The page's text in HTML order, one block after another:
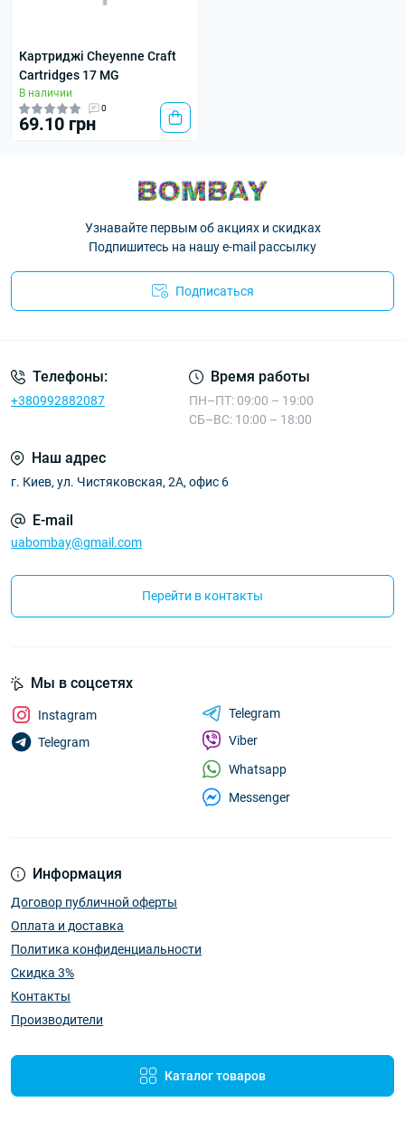
Картриджі Cheyenne Craft
Cartridges 17 MG
В наличии
0
69.10 грн
Узнавайте первым об акциях и скидках
Подпишитесь на нашу e-mail рассылку
Подписаться
Телефоны:
+380992882087
Время работы
ПН–ПТ: 09:00 – 19:00
СБ–ВС: 10:00 – 18:00
Наш адрес
г. Киев, ул. Чистяковская, 2А, офис 6
E-mail
uabombay@gmail.com
Перейти в контакты
Информация
Договор публичной оферты
Оплата и доставка
Политика конфиденциальности
Скидка 3%
Контакты
Производители
Каталог товаров
Мы в соцсетях
Instagram
Telegram
Telegram
Viber
Whatsapp
Messenger